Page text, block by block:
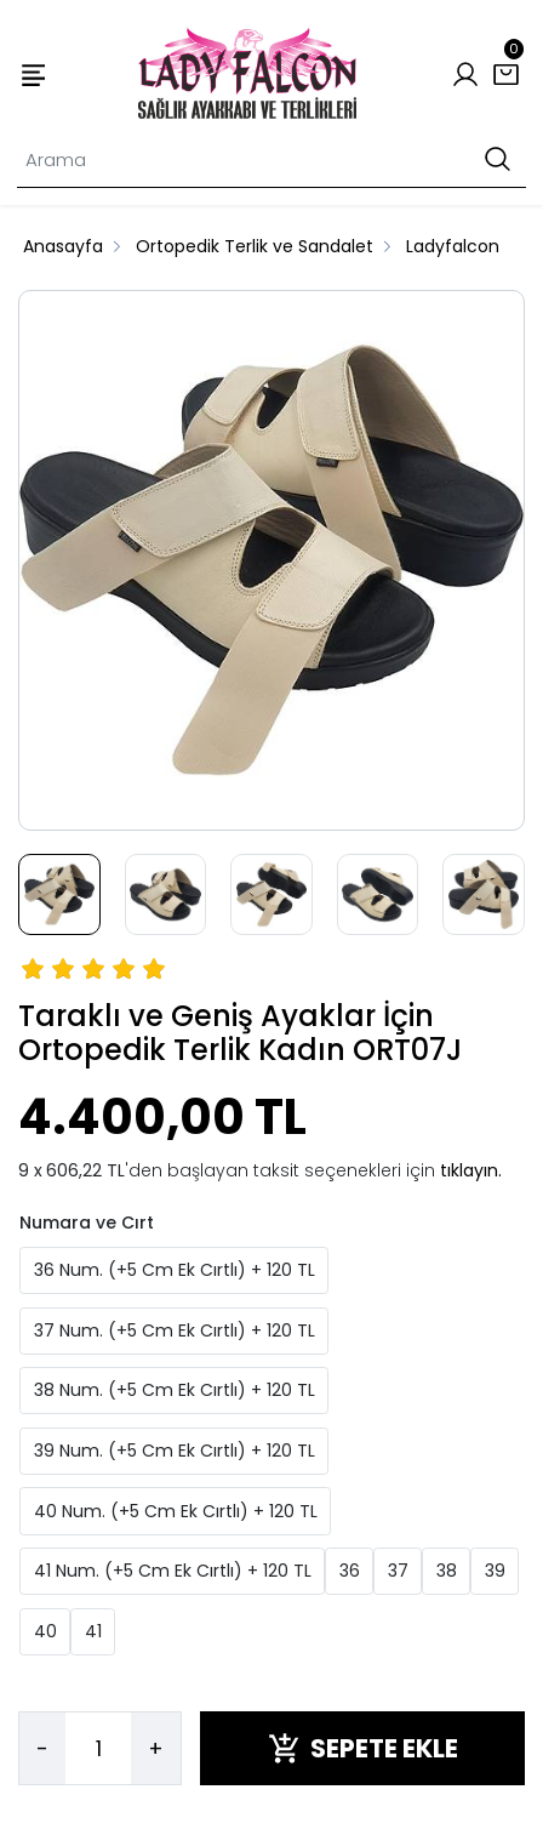
0
Anasayfa Ortopedik Terlik ve Sandalet Ladyfalcon
Taraklı ve Geniş Ayaklar İçin
Ortopedik Terlik Kadın ORT07J
4.400,00 TL
606,22 TL'den başlayan taksit seçenekleri için tıklayın.
Numara ve Cırt
36 Num. (+5 Cm Ek Cırtlı) + 120 TL
37 Num. (+5 Cm Ek Cırtlı) + 120 TL
38 Num. (+5 Cm Ek Cırtlı) + 120 TL
39 Num. (+5 Cm Ek Cırtlı) + 120 TL
40 Num. (+5 Cm Ek Cırtlı) + 120 TL
41 Num. (+5 Cm Ek Cırtlı) + 120 TL 36 37 38 39
40 41
- + SEPETE EKLE